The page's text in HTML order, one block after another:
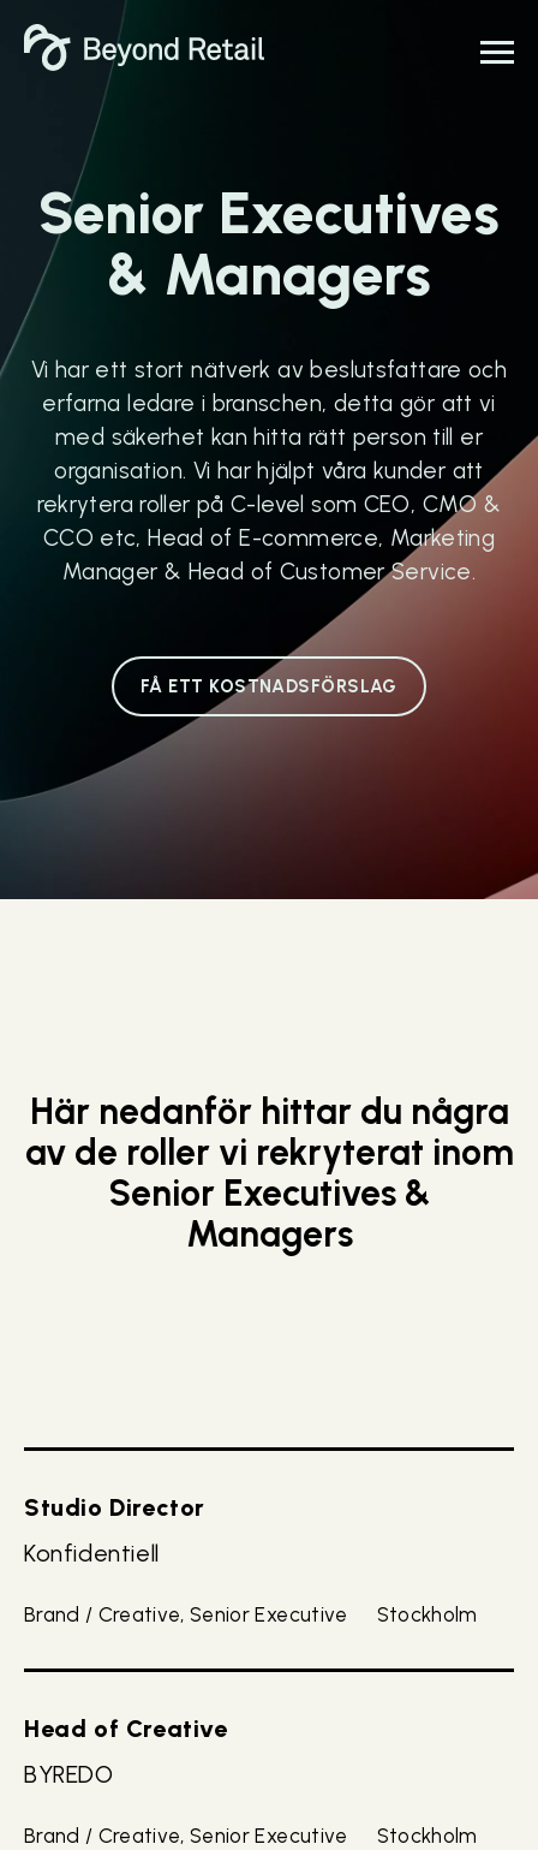
Senior Executives
& Managers
Vi har ett stort nätverk av beslutsfattare och
erfarna ledare i branschen, detta gör att vi
med säkerhet kan hitta rätt person till er
organisation. Vi har hjälpt våra kunder att
rekrytera roller på C-level som CEO, CMO &
CCO etc, Head of E-commerce, Marketing
Manager & Head of Customer Service.
FÅ ETT KOSTNADSFÖRSLAG
Här nedanför hittar du några
av de roller vi rekryterat inom
Senior Executives &
Managers
Studio Director
Konfidentiell
Brand / Creative, Senior Executive Stockholm
Head of Creative
BYREDO
Brand / Creative, Senior Executive Stockholm